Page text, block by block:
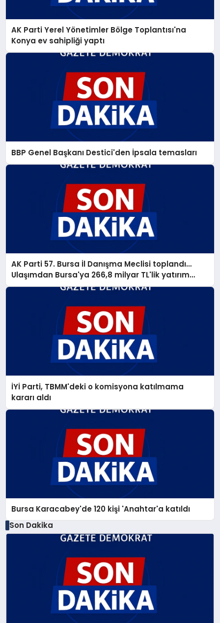
AK Parti Yerel Yönetimler Bölge Toplantısı'na
Konya ev sahipliği yaptı
BBP Genel Başkanı Destici'den İpsala temasları
AK Parti 57. Bursa İl Danışma Meclisi toplandı…
Ulaşımdan Bursa'ya 266,8 milyar TL'lik yatırım
müjdesi
İYİ Parti, TBMM'deki o komisyona katılmama
kararı aldı
Bursa Karacabey'de 120 kişi 'Anahtar'a katıldı
Son Dakika